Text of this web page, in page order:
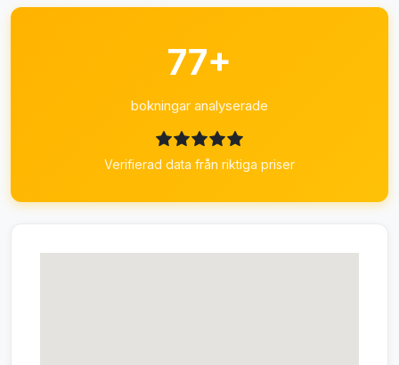
77+
bokningar analyserade
Verifierad data från riktiga priser